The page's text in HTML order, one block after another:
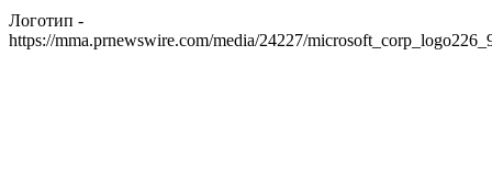
Логотип -
https://mma.prnewswire.com/media/24227/